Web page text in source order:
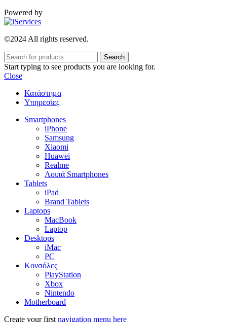
Powered by
©2024 All rights reserved.
Search
Start typing to see products you are looking for.
Close
Κατάστημα
Υπηρεσίες
Smartphones
iPhone
Samsung
Xiaomi
Huawei
Realme
Λοιπά Smartphones
Tablets
iPad
Brand Tablets
Laptops
MacBook
Laptop
Desktops
iMac
PC
Κονσόλες
PlayStation
Xbox
Nintendo
Motherboard
Create your first navigation menu here